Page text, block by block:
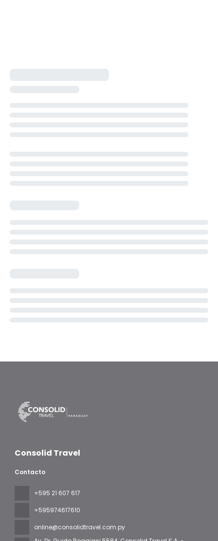
Consolid Travel
Contacto
+595 21 607 617
‪+595974617610‬
online@consolidtravel.com.py